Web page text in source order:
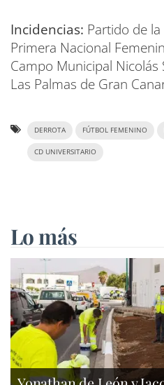
Incidencias: Partido de
Primera Nacional
Campo Municipal Nicolás
Las Palmas de Gran
DERROTA FÚTBOL FEMENINO
CD UNIVERSITARIO
Lo más